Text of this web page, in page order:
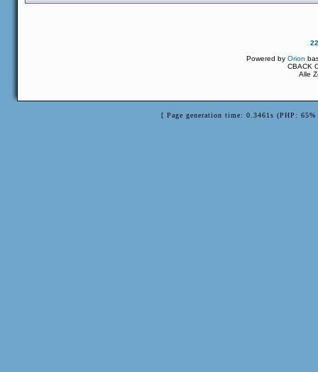
Powered byOrion
CBACK
Alle
[ Page generation time: 0.3461s (PHP: